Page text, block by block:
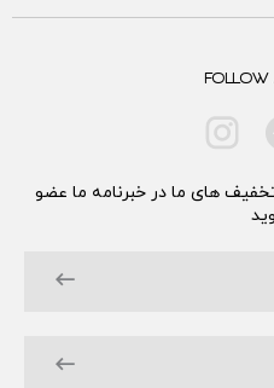
FOLLOW
های ما در خبرنامه ما عضو